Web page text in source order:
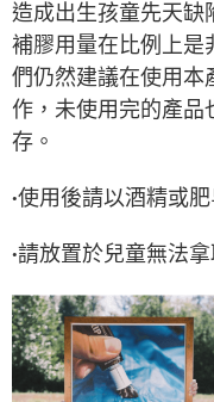
造成出生孩童先天缺
補膠用量在比例上是
們仍然建議在使用本
作，未使用完的產品
存。
•使用後請以酒精或肥
•請放置於兒童無法